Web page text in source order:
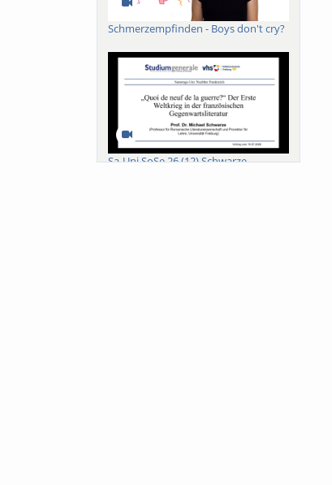
Schmerzempfinden - Boys don't cry?
Sa-Uni SoSe 26 (12) Schwarze